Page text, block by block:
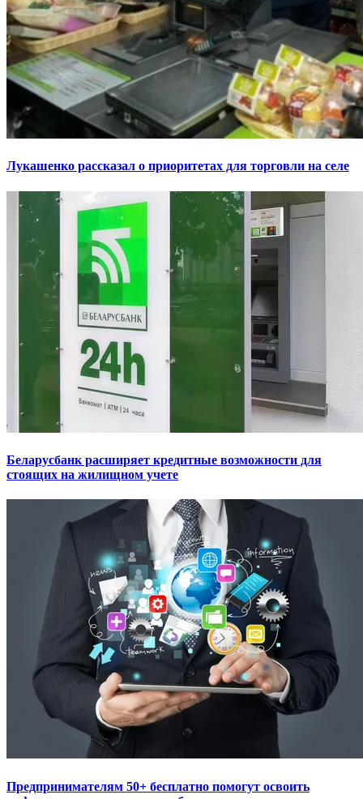
Лукашенко рассказал о приоритетах для торговли на селе
Беларусбанк расширяет кредитные возможности для
стоящих на жилищном учете
Предпринимателям 50+ бесплатно помогут освоить